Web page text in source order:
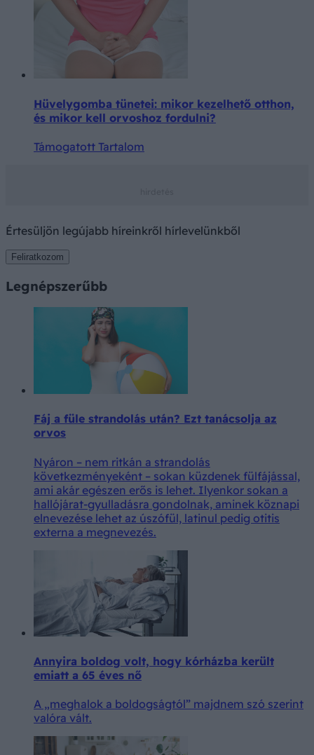
Hüvelygomba tünetei: mikor kezelhető otthon,
és mikor kell orvoshoz fordulni?
Támogatott Tartalom
Értesüljön legújabb híreinkről hírlevelünkből
Feliratkozom
Legnépszerűbb
Fáj a füle strandolás után? Ezt tanácsolja az
orvos
Nyáron – nem ritkán a strandolás
következményeként – sokan küzdenek fülfájással,
ami akár egészen erős is lehet. Ilyenkor sokan a
hallójárat-gyulladásra gondolnak, aminek köznapi
elnevezése lehet az úszófül, latinul pedig otitis
externa a megnevezés.
Annyira boldog volt, hogy kórházba került
emiatt a 65 éves nő
A „meghalok a boldogságtól” majdnem szó szerint
valóra vált.